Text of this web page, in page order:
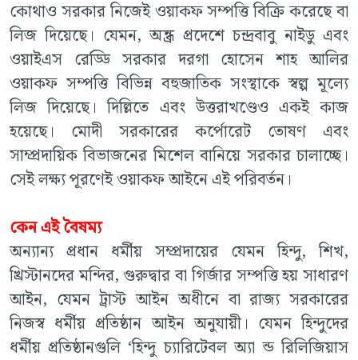
কোথাও সরকার নিজেই ওয়াকফ সম্পত্তি বিক্রি করেছে বা
লিজ দিয়েছে। যেমন, অন্ধ্র প্রদেশে চন্দ্রবাবু নাইডু এবং
ওয়াইএস রেড্ডি সরকার দরগা হোসেন শাহ আলির
ওয়াকফ সম্পত্তি বিভিন্ন বহুজাতিক সংস্থাকে স্বল্প মূল্যে
লিজ দিয়েছে। দিল্লিতে এবং উত্তরাখণ্ডেও একই কাজ
হয়েছে। মোদী সরকারের কর্পোরেট তোষণ এবং
সাম্প্রদায়িক বিভাজনের মিশেল বানিয়ে সরকার চালাচ্ছে।
সেই লক্ষ্য পূরণেই ওয়াকফ আইনে এই পরিবর্তন।
কেন এই বৈষম্য
অন্যান্য প্রধান ধর্মীয় সম্প্রদায়ের যেমন হিন্দু, শিখ,
খ্রিস্টানদের মন্দির, গুরুদ্বার বা গির্জার সম্পত্তি হয় সাধারণ
আইন, যেমন ট্রাস্ট আইন অধীনে বা রাজ্য সরকারের
নিজস্ব ধর্মীয় প্রতিষ্ঠান আইন অনুযায়ী। যেমন হিন্দুদের
ধর্মীয় প্রতিষ্ঠানগুলি ‘হিন্দু চ্যারিটেবল অ্যা ন্ড রিলিজিয়াস